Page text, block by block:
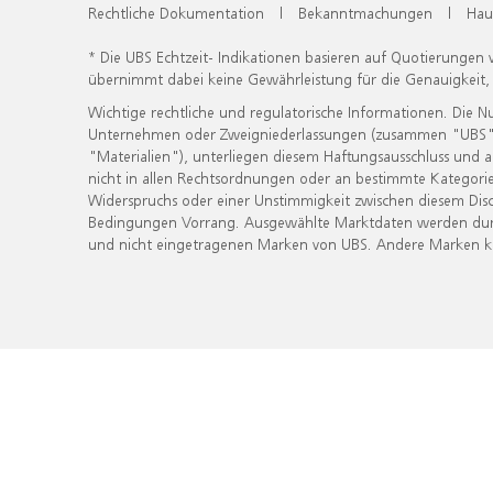
Rechtliche Dokumentation | Bekanntmachungen |
* Die UBS Echtzeit- Indikationen basieren auf
übernimmt dabei keine Gewährleistung für die
Wichtige rechtliche und regulatorische Informationen. Die
Unternehmen oder Zweigniederlassungen (zusammen
"Materialien"), unterliegen diesem Haftungsausschluss
nicht in allen Rechtsordnungen oder an bestimmte
Widerspruchs oder einer Unstimmigkeit zwischen diesem
Bedingungen Vorrang. Ausgewählte Marktdaten werden
und nicht eingetragenen Marken von UBS. Andere Marken